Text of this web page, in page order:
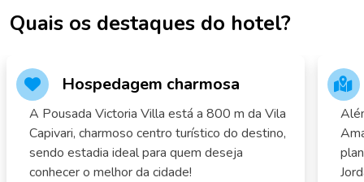
Quais os destaques do hotel?
Hospedagem charmosa
A Pousada Victoria Villa está a 800 m da Vila
Capivari, charmoso centro turístico do destino,
sendo estadia ideal para quem deseja
conhecer o melhor da cidade!